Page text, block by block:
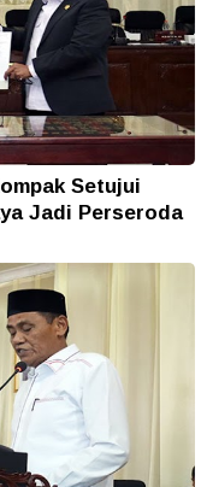
Setujui
Jadi Perseroda